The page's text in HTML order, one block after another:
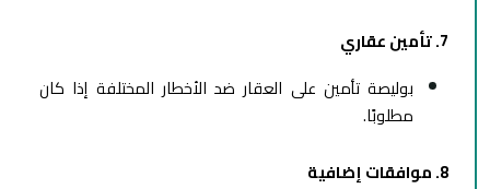
7. تأمين عقاري
بوليصة تأمين على العقار ضد الأخطار المختلفة إذا كان
مطلوبًا.
8. موافقات إضافية